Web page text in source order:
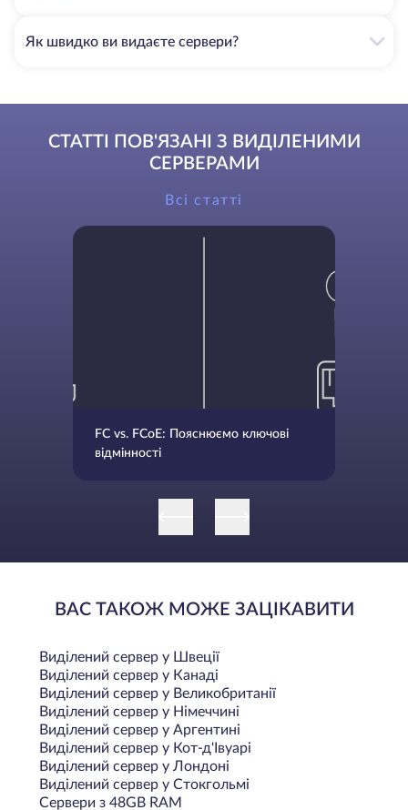
Як швидко ви видаєте сервери?
СТАТТІ ПОВ'ЯЗАНІ З ВИДІЛЕНИМИ
СЕРВЕРАМИ
Всі статті
FC vs. FCoE: Пояснюємо ключові
відмінності
ВАС ТАКОЖ МОЖЕ ЗАЦІКАВИТИ
Виділений сервер у Швеції
Виділений сервер у Канаді
Виділений сервер у Великобританії
Виділений сервер у Німеччині
Виділений сервер у Аргентині
Виділений сервер у Кот-д'Івуарі
Виділений сервер у Лондоні
Виділений сервер у Стокгольмі
Сервери з 48GB RAM